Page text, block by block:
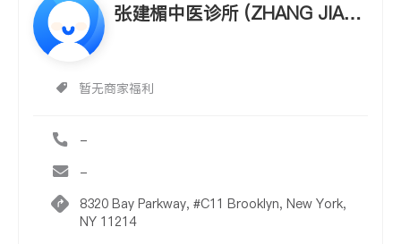
张建楣中医诊所 (ZHANG JIAN
暂无商家福利
-
-
8320 Bay Parkway, #C11 Brooklyn, New York,
NY 11214